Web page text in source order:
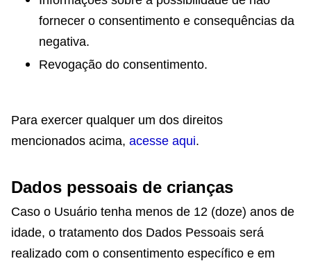
fornecer o consentimento e consequências da
negativa.
Revogação do consentimento.
Para exercer qualquer um dos direitos
mencionados acima, acesse aqui.
Dados pessoais de crianças
Caso o Usuário tenha menos de 12 (doze) anos de
idade, o tratamento dos Dados Pessoais será
realizado com o consentimento específico e em